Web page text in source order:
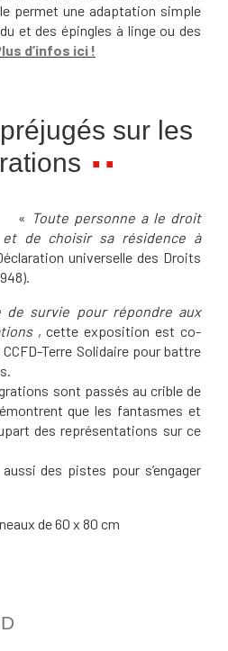
permet une adaptation simple
et des épingles à linge ou des
d’infos ici !
sur les
« Toute personne a le droit
de choisir sa résidence à
universelle des Droits
de survie pour répondre aux
, cette exposition est co-
Terre Solidaire pour battre
sont passés au crible de
que les fantasmes et
des représentations sur ce
des pistes pour s’engager
de 60 x 80 cm